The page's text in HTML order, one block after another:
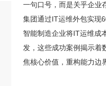
一句口号，而是关乎企业
集团通过IT运维外包实现
智能制造企业将IT运维成
发，这些成功案例揭示着
焦核心价值，重构能力边